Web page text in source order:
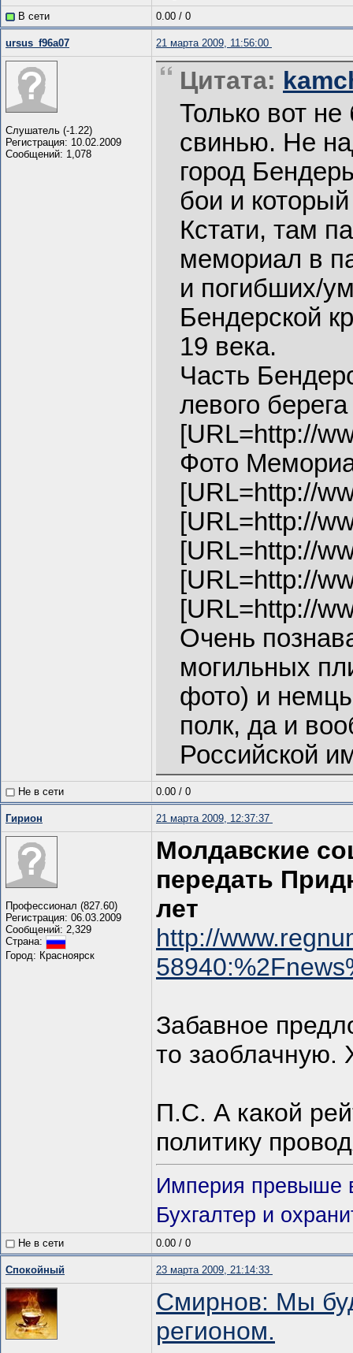
В сети 0.00 / 0
ursus_f96a07 21 марта 2009, 11:56:00
Слушатель (-1.22)
Регистрация: 10.02.2009
Сообщений: 1,078
Цитата:
Только вот
свинью. Не
город
бои и
Кстати, там
мемориал в
и погибших/
Бендерской
19 века.
Часть
левого
[URL=http://
Фото
[URL=http://
[URL=http://
[URL=http://
[URL=http://
[URL=http://
Очень
могильных
фото) и
полк, да и
Российской
Не в сети 0.00 / 0
Гирион 21 марта 2009, 12:37:37
Профессионал (827.60)
Регистрация: 06.03.2009
Сообщений: 2,329
Страна:
Город: Красноярск
Молдавские
передать
лет
http://
Забавное
то заоблачную.
П.С. А какой
политику
Империя превыше
Бухгалтер и
Не в сети 0.00 / 0
Спокойный 23 марта 2009, 21:14:33
Смирнов: Мы
регионом.